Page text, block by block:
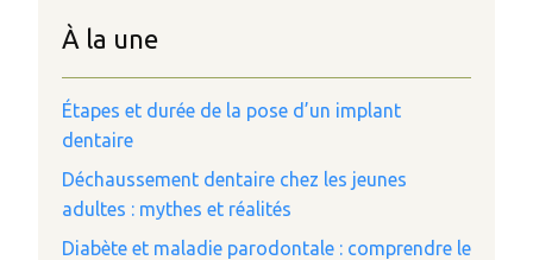
À la une
Étapes et durée de la pose d’un implant
dentaire
Déchaussement dentaire chez les jeunes
adultes : mythes et réalités
Diabète et maladie parodontale : comprendre le